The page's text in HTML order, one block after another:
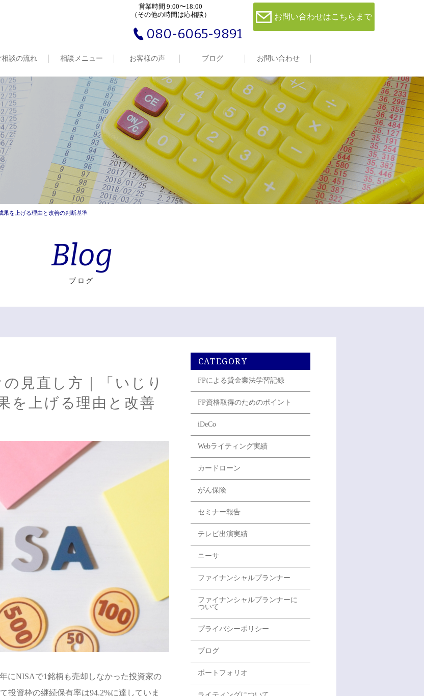
営業時間 9:00〜18:00
（その他の時間は応相談）
080-6065-9891
お問い合わせはこちらまで
相談の流れ 相談メニュー お客様の声 ブログ お問い合わせ
果を上げる理由と改善の判断基準
Blog
ブログ
見直し方｜「いじり
を上げる理由と改善
にNISAで1銘柄も売却しなかった投資家の
投資枠の継続保有率は94.2%に達していま
CATEGORY
FPによる貸金業法学習記録
FP資格取得のためのポイント
iDeCo
Webライティング実績
カードローン
がん保険
セミナー報告
テレビ出演実績
ニーサ
ファイナンシャルプランナー
ファイナンシャルプランナーに
ついて
プライバシーポリシー
ブログ
ポートフォリオ